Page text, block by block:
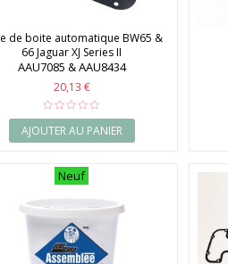
de boite automatique BW65 &
66 Jaguar XJ Series II
AAU7085 & AAU8434
20,13 €
AJOUTER AU PANIER
Neuf